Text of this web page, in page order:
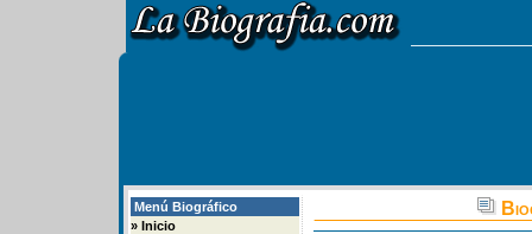
Menú Biográfico
» Inicio